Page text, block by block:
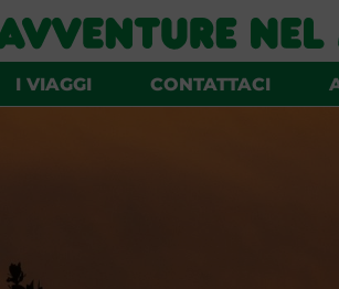
I VIAGGI CONTATTACI